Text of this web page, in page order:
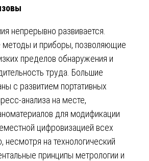
непрерывно развивается.
методы и приборы, позволяющие
пределов обнаружения и
труда. Большие
с развитием портативных
анализа на месте,
для модификации
цифровизацией всех
несмотря на технологический
принципы метрологии и